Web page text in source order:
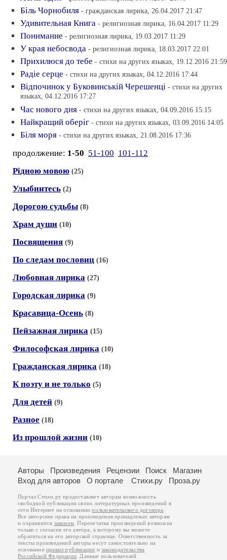
Бiль Чорнобиля - гражданская лирика, 26.04.2017 21:47
Удивительная Книга - религиозная лирика, 16.04.2017 11:29
Понимание - религиозная лирика, 19.03.2017 11:29
У края небосвода - религиозная лирика, 18.03.2017 22:01
Прихилюся до тебе - стихи на других языках, 19.12.2016 21:59
Радiе серце - стихи на других языках, 04.12.2016 17:44
Вiдпочинок у Буковинськiй Черешенцi - стихи на других
языках, 04.12.2016 17:27
Час нового дня - стихи на других языках, 04.09.2016 15:15
Найкращий оберiг - стихи на других языках, 03.09.2016 14:05
Бiля моря - стихи на других языках, 21.08.2016 17:36
продолжение: 1-50 51-100 101-112
Рiдною мовою (25)
Улыбнитесь (2)
Дорогою судьбы (8)
Храм души (10)
Посвящения (9)
По следам пословиц (16)
Любовная лирика (27)
Городская лирика (9)
Красавица-Осень (8)
Пейзажная лирика (15)
Философская лирика (10)
Гражданская лирика (18)
К поэту и не только (5)
Для детей (9)
Разное (18)
Из прошлой жизни (10)
Авторы Произведения Рецензии Поиск
Магазин
Вход для авторов
О портале Стихи.ру Проза.ру
Портал Стихи.ру предоставляет авторам возможность
свободной публикации своих литературных произведений в
сети Интернет на основаниипользовательского договора
Все авторские права на произведения принадлежат авторам
и охраняются законом . Перепечатка произведений возможна
только с согласия его автора, к которому вы можете
обратиться на его авторской странице. Ответственность за
тексты произведений авторы несут самостоятельно на
основанииправил публикации изаконодательства
Российской Федерации . Данные пользователей